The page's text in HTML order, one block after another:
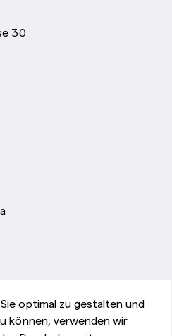
30
optimal zu gestalten und
können, verwenden wir